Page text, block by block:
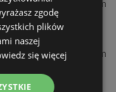
1,04 km
600
1,05 km
zgodę
plików
naszej
się więcej